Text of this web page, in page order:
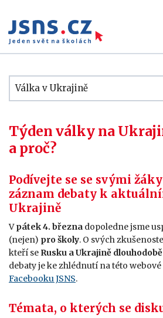
Válka v Ukrajině
Týden války na
a proč?
Podívejte se se svými
záznam debaty k
Ukrajině
Vpátek 4. března dopoledne jsme
(nejen) pro školy. O svých
kteří se Rusku a Ukrajině
debaty je ke zhlédnutí na této
Facebooku JSNS.
Témata, o kterých se